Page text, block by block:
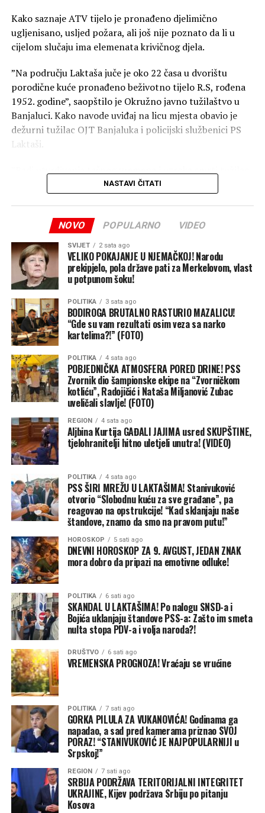
Kako saznaje ATV tijelo je pronađeno djelimično
ugljenisano, usljed požara, ali još nije poznato da li u
cijelom slučaju ima elemenata krivičnog djela.
”Na području Laktaša juče je oko 22 časa u dvorištu
porodične kuće pronađeno beživotno tijelo R.S, rođena
1952. godine”, saopštilo je Okružno javno tužilaštvo u
Banjaluci. Kako navode uviđaj na licu mjesta obavio je
dežurni tužilac OJT Banjaluka i policijski službenici PS
Laktaši.
je naložio da se izvrši obdukcija beživotnog tijela koja će
utvrđivanja svih okolnosti događaja”, navode u
tužilaštvu.
NASTAVI ČITATI
NOVO POPULARNO VIDEO
SVIJET 2 sata ago
VELIKO POKAJANJE U NJEMAČKOJ! Narodu
prekipjelo, pola države pati za Merkelovom, vlast
u potpunom šoku!
POLITIKA 3 sata ago
BODIROGA BRUTALNO RASTURIO MAZALICU!
“Gde su vam rezultati osim veza sa narko
kartelima?!” (FOTO)
POLITIKA 4 sata ago
POBJEDNIČKA ATMOSFERA PORED DRINE! PSS
Zvornik dio šampionske ekipe na “Zvorničkom
kotliću”, Radojičić i Nataša Miljanović Zubac
uveličali slavlje! (FOTO)
REGION 4 sata ago
Aljbina Kurtija GAĐALI JAJIMA usred SKUPŠTINE,
tjelohranitelji hitno uletjeli unutra! (VIDEO)
POLITIKA 4 sata ago
PSS ŠIRI MREŽU U LAKTAŠIMA! Stanivuković
otvorio “Slobodnu kuću za sve građane”, pa
reagovao na opstrukcije! “Kad sklanjaju naše
štandove, znamo da smo na pravom putu!”
HOROSKOP 5 sati ago
DNEVNI HOROSKOP ZA 9. AVGUST, JEDAN ZNAK
mora dobro da pripazi na emotivne odluke!
POLITIKA 6 sati ago
SKANDAL U LAKTAŠIMA! Po nalogu SNSD-a i
Bojića uklanjaju štandove PSS-a: Zašto im smeta
nulta stopa PDV-a i volja naroda?!
DRUŠTVO 6 sati ago
VREMENSKA PROGNOZA! Vraćaju se vrućine
POLITIKA 7 sati ago
GORKA PILULA ZA VUKANOVIĆA! Godinama ga
napadao, a sad pred kamerama priznao SVOJ
PORAZ! “STANIVUKOVIĆ JE NAJPOPULARNIJI u
Srpskoj!”
REGION 7 sati ago
SRBIJA PODRŽAVA TERITORIJALNI INTEGRITET
UKRAJINE, Kijev podržava Srbiju po pitanju
Kosova